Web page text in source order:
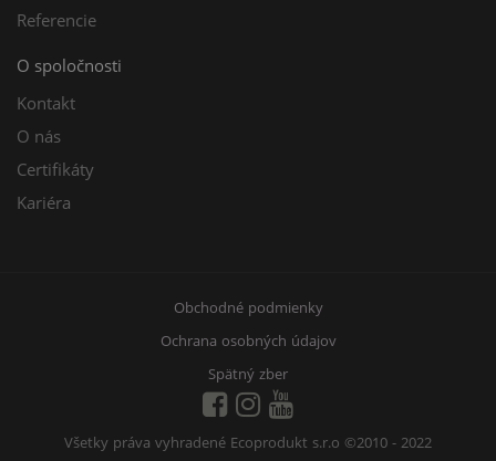
Referencie
O spoločnosti
Kontakt
O nás
Certifikáty
Kariéra
Obchodné podmienky
Ochrana osobných údajov
Spätný zber
Všetky práva vyhradené Ecoprodukt s.r.o ©2010 - 2022